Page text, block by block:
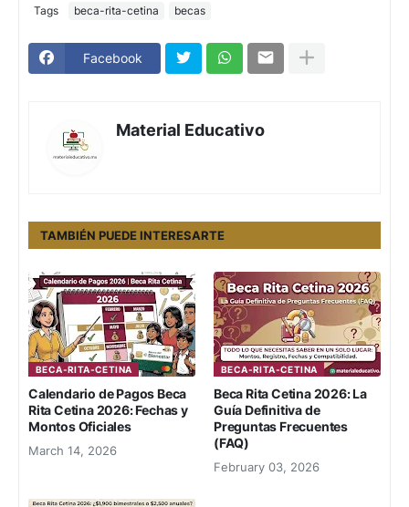
Tags beca-rita-cetina becas
Facebook
Material Educativo
TAMBIÉN PUEDE INTERESARTE
BECA-RITA-CETINA
Calendario de Pagos Beca
Rita Cetina 2026: Fechas y
Montos Oficiales
March 14, 2026
BECA-RITA-CETINA
Beca Rita Cetina 2026: La
Guía Definitiva de
Preguntas Frecuentes
(FAQ)
February 03, 2026